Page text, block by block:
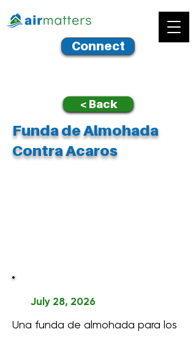
Connect
< Back
Funda de Almohada
Contra Acaros
July 28, 2026
Una funda de almohada para los